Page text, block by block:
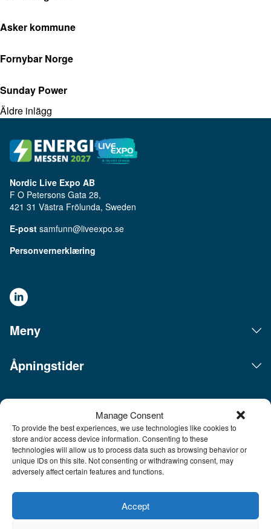
Manage Consent
To provide the best experiences, we use technologies like cookies to
store and/or access device information. Consenting to these
technologies will allow us to process data such as browsing behavior or
unique IDs on this site. Not consenting or withdrawing consent, may
adversely affect certain features and functions.
Accept
Asker kommune
Fornybar Norge
Sunday Power
Äldre inlägg
Nordic Live Expo AB
F O Petersons Gata 28,
421 31 Västra Frölunda, Sweden
E-post samfunn@liveexpo.se
Personvernerklæring
Meny
Åpningstider
på det skandinaviske markedet. Hovedkontoret ligger i
Göteborg. Vi kobler mennesker og bedrifter sammen for å
skape forretninger, bygge nettverk og inspirere hverandre. Live
Expo ble etablert av Sveriges mest erfarne entreprenører
innen messer og eventer, som har lansert over hundre nye
messer, hvorav flere i dag er ledende innen sine respektive
bransjer. Med et innholdsrikt program inspirerer, utvikler og
oppdaterer vi våre besøkende og tar messemediet til et helt
nytt nivå. Fra og med 26. juni 2026 er Live Expo et heleid